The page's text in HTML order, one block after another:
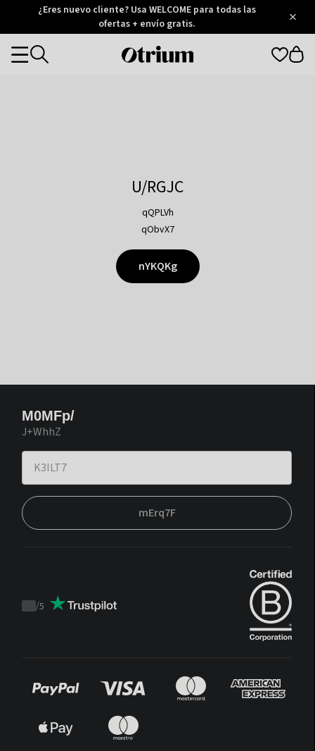
Otrium
Trustpilot
¿Eres nuevo cliente? Usa WELCOME para todas las
ofertas + envío gratis.
Otrium
Categories
U/RGJC
qQPLVh
qObvX7
nYKQKg
M0MFp/
J+WhhZ
mErq7F
Trustpilot
/5